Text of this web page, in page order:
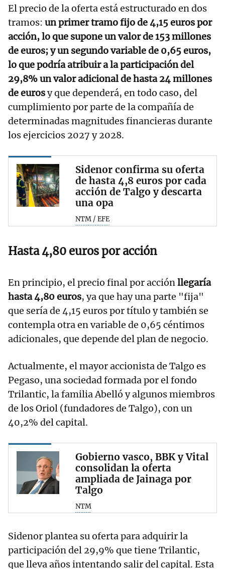
El precio de la oferta está estructurado en dos
tramos: un primer tramo fijo de 4,15 euros por
acción, lo que supone un valor de 153 millones
de euros; y un segundo variable de 0,65 euros,
lo que podría atribuir a la participación del
29,8% un valor adicional de hasta 24 millones
de eurosy que dependerá, en todo caso, del
cumplimiento por parte de la compañía de
determinadas magnitudes financieras durante
los ejercicios 2027 y 2028.
Sidenor confirma su oferta
de hasta 4,8 euros por cada
acción de Talgo y descarta
una opa
NTM / EFE
Hasta 4,80 euros por acción
En principio, el precio final por acciónllegaría
hasta 4,80 euros, ya que hay una parte "fija"
que sería de 4,15 euros por título y también se
contempla otra en variable de 0,65 céntimos
adicionales, que depende del plan de negocio.
Actualmente, el mayor accionista de Talgo es
Pegaso, una sociedad formada por el fondo
Trilantic, la familia Abelló y algunos miembros
de los Oriol (fundadores de Talgo), con un
40,2% del capital.
Gobierno vasco, BBK y Vital
consolidan la oferta
ampliada de Jainaga por
Talgo
NTM
Sidenor plantea su oferta para adquirir la
participación del 29,9% que tiene Trilantic,
que lleva años intentando salir del capital. Esta